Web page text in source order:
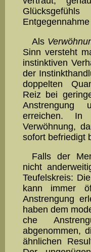
Als
Sinn versteht
instinktiven
der
doppelten
Reiz bei
erreichen. In
Verwöhnung,
sofort be­friedigt
Falls der
nicht
Teufelskreis:
kann immer
Anstrengung
haben dem
che
abgenommen,
ähnlichen